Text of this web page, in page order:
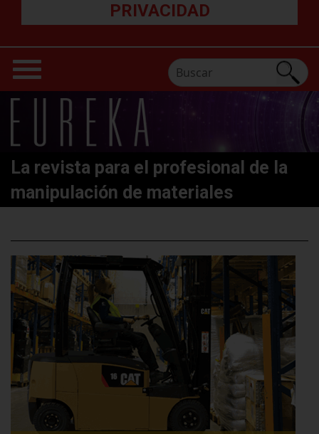
PRIVACIDAD
La revista para el profesional de la
manipulación de materiales